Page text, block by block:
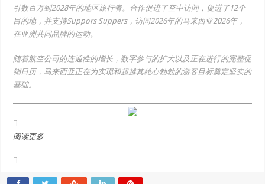
引数百万到2028年的地区旅行者。合作促进了空中访问，促进了12个
目的地，并支持Suppors Suppers，访问2026年的马来西亚2026年，
在亚洲共同品牌的运动。
随着航空公司的连通性的增长，数字参与的扩大以及正在进行的完整促
销日历，马来西亚正在为实现和超越其雄心勃勃的游客目标奠定坚实的
基础。
阅读更多